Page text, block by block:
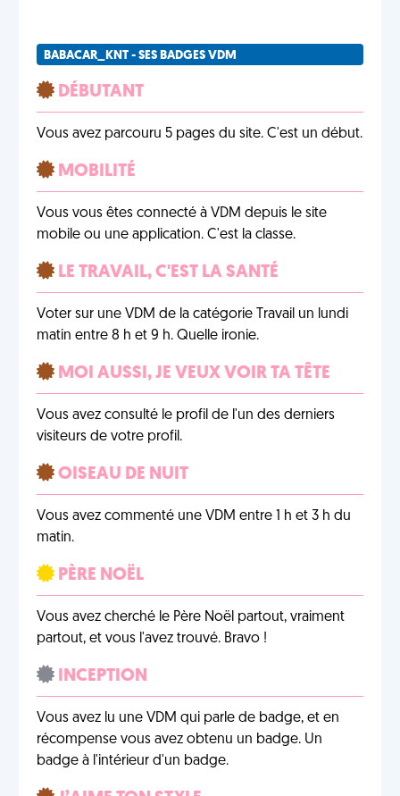
BABACAR_KNT - SES BADGES VDM
DÉBUTANT
Vous avez parcouru 5 pages du site. C'est un début.
MOBILITÉ
Vous vous êtes connecté à VDM depuis le site
mobile ou une application. C'est la classe.
LE TRAVAIL, C'EST LA SANTÉ
Voter sur une VDM de la catégorie Travail un lundi
matin entre 8 h et 9 h. Quelle ironie.
MOI AUSSI, JE VEUX VOIR TA TÊTE
Vous avez consulté le profil de l'un des derniers
visiteurs de votre profil.
OISEAU DE NUIT
Vous avez commenté une VDM entre 1 h et 3 h du
matin.
PÈRE NOËL
Vous avez cherché le Père Noël partout, vraiment
partout, et vous l'avez trouvé. Bravo !
INCEPTION
Vous avez lu une VDM qui parle de badge, et en
récompense vous avez obtenu un badge. Un
badge à l'intérieur d'un badge.